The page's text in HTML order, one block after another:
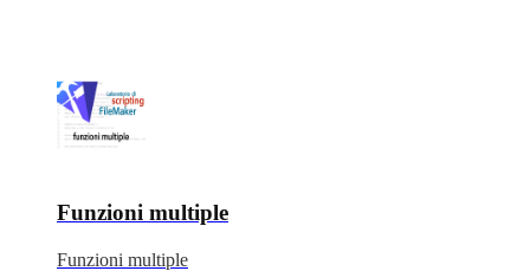
Funzioni multiple
Funzioni multiple